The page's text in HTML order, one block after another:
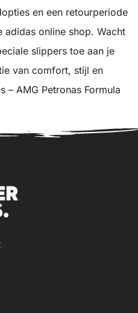
en een retourperiode
online shop. Wacht
slippers toe aan je
van comfort, stijl en
– AMG Petronas Formula